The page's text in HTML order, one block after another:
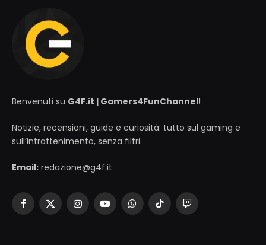
Benvenuti su G4F.it | Gamers4FunChannel!
Notizie, recensioni, guide e curiosità: tutto sul gaming e
sull’intrattenimento, senza filtri.
Email: redazione@g4f.it
Facebook
X
InstagramYouTubeWhatsAppTikTokTwitch